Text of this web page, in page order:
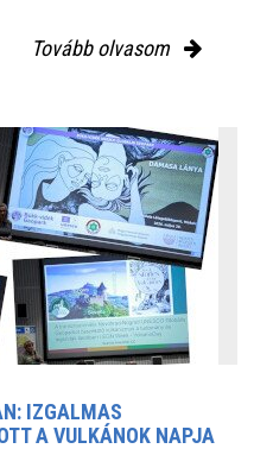
Tovább olvasom
IZGALMAS
A VULKÁNOK NAPJA